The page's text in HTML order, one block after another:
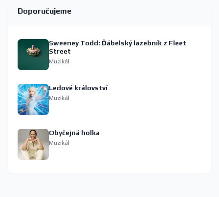
Doporučujeme
Sweeney Todd: Ďábelský lazebník z Fleet
Street
Muzikál
Ledové království
Muzikál
Obyčejná holka
Muzikál